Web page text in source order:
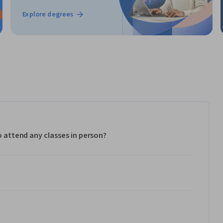
Explore degrees
attend any classes in person?